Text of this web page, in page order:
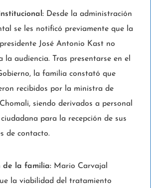
Desde la administración
se les notificó previamente que la
José Antonio Kast no
la audiencia. Tras presentarse en el
la familia constató que
recibidos por la ministra de
siendo derivados a personal
para la recepción de sus
de contacto.
de la familia: Mario Carvajal
la viabilidad del tratamiento